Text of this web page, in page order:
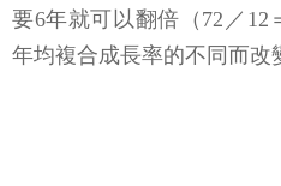
要6年就可以翻倍（72／12
年均複合成長率的不同而改